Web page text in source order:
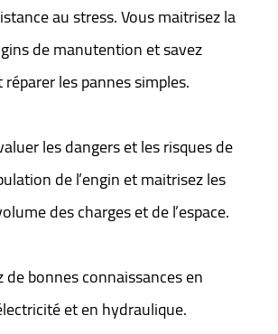
au stress. Vous maitrisez la
de manutention et savez
les pannes simples.
les dangers et les risques de
de l’engin et maitrisez les
des charges et de l’espace.
bonnes connaissances en
et en hydraulique.